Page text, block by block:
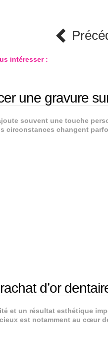
intéresser :
une gravure
souvent une touche
circonstances changent
d’or
et un résultat esthétique
est notamment au cœur